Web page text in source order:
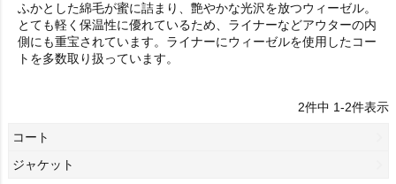
ふかとした綿毛が蜜に詰まり、艶やかな光沢を放つウィーゼル。
とても軽く保温性に優れているため、ライナーなどアウターの内
側にも重宝されています。ライナーにウィーゼルを使用したコー
トを多数取り扱っています。
2件中 1-2件表示
コート
ジャケット